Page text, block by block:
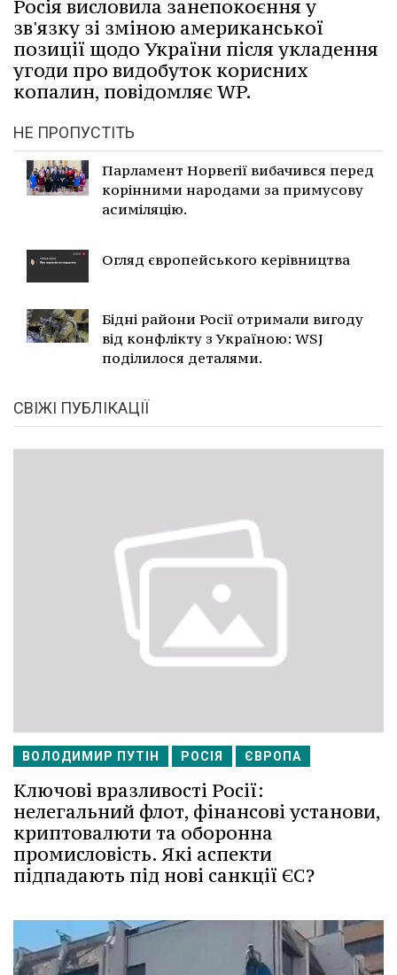
Росія висловила занепокоєння у
зв'язку зі зміною американської
позиції щодо України після укладення
угоди про видобуток корисних
копалин, повідомляє WP.
НЕ ПРОПУСТІТЬ
Парламент Норвегії вибачився перед
корінними народами за примусову
асиміляцію.
Огляд європейського керівництва
Бідні райони Росії отримали вигоду
від конфлікту з Україною: WSJ
поділилося деталями.
СВІЖІ ПУБЛІКАЦІЇ
ВОЛОДИМИР ПУТІН РОСІЯ ЄВРОПА
Ключові вразливості Росії:
нелегальний флот, фінансові установи,
криптовалюти та оборонна
промисловість. Які аспекти
підпадають під нові санкції ЄС?